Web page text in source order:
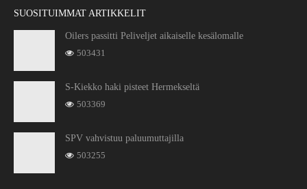
SUOSITUIMMAT ARTIKKELIT
Oilers passitti Peliveljet aikaiselle kesälomalle
503431
S-Kiekko haki pisteet Hermekseltä
503369
SPV vahvistuu paluumuttajilla
503255